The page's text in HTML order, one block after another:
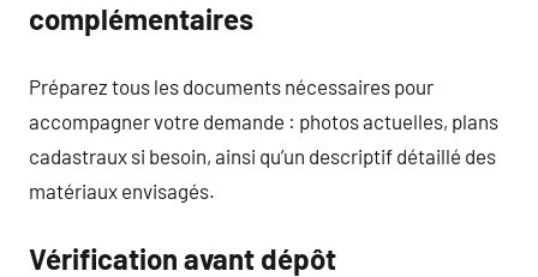
complémentaires
Préparez tous les documents nécessaires pour
accompagner votre demande : photos actuelles, plans
cadastraux si besoin, ainsi qu’un descriptif détaillé des
matériaux envisagés.
Vérification avant dépôt